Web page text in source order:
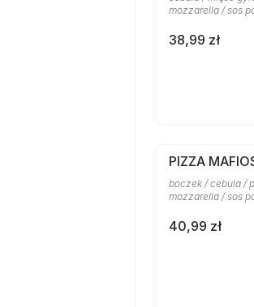
mozzarella / sos
38,99 zł
PIZZA
boczek / cebula /
mozzarella / sos
40,99 zł